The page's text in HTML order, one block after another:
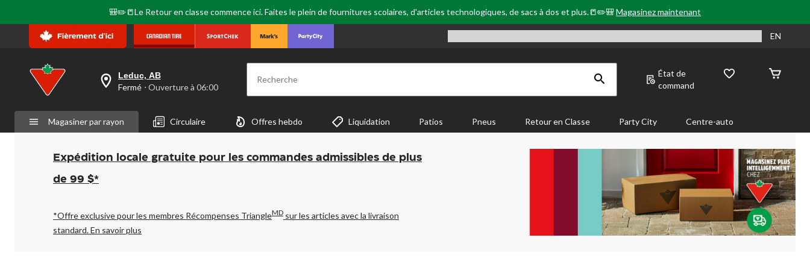
🎒✏️📒Le Retour en classe commence ici. Faites le plein de fournitures scolaires, d'articles technologiques, de sacs à dos et plus.📒✏️🎒Magasinez maintenant
EN
votre
est
Leduc,
AB,
Fermé,
Ouverture
à
pour
changer
Leduc, AB
Fermé ⋅ Ouverture à 06:00 Recherche
État de
command
Magasiner par rayon Circulaire Offres hebdo Liquidation Patios Pneus Retour en Classe Party City Centre-auto
Expédition locale gratuite pour les commandes admissibles de plus
de 99 $*
*Offre exclusive pour les membres Récompenses TriangleMD sur les articles avec la livraison
standard.En savoir plus